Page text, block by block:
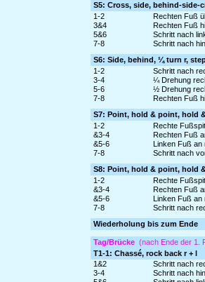
S5: Cross, side, behind-side-
1-2
Rechten Fuß
3&4
Rechten Fuß
5&6
Schritt nach
7-8
Schritt nach
S6: Side, behind, ¼ turn r,
1-2
Schritt nach
3-4
¼ Drehung
5-6
½ Drehung
7-8
Rechten Fuß
S7: Point, hold & point, hold
1-2
Rechte
&3-4
Rechten Fuß
&5-6
Linken Fuß an
7-8
Schritt nach
S8: Point, hold & point, hold
1-2
Rechte
&3-4
Rechten Fuß
&5-6
Linken Fuß an
7-8
Schritt nach
Wiederholung bis zum Ende
Tag/Brücke (nach Ende der 1.
T1-1: Chassé, rock back r + l
1&2
Schritt nach
3-4
Schritt nach